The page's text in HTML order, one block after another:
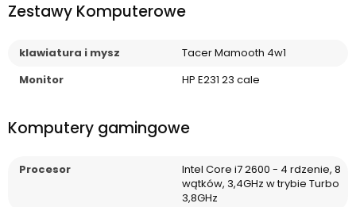
Zestawy Komputerowe
klawiatura i mysz
Tacer Mamooth 4w1
Monitor
HP E231 23 cale
Komputery gamingowe
Procesor
Intel Core i7 2600 - 4 rdzenie, 8
wątków, 3,4GHz w trybie Turbo
3,8GHz